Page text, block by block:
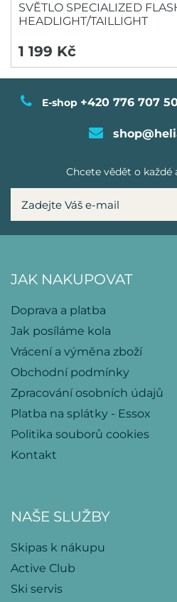
SVĚTLO SPECIALIZED
HEADLIGHT/TAILLIGHT
1 199 Kč
E-shop +420 776 707
Chcete vědět o každé
JAK NAKUPOVAT
Doprava a platba
Jak posíláme kola
Vrácení a výměna zboží
Obchodní podmínky
Zpracování osobních údajů
Platba na splátky - Essox
Politika souborů cookies
Kontakt
NAŠE SLUŽBY
Skipas k nákupu
Active Club
Ski servis